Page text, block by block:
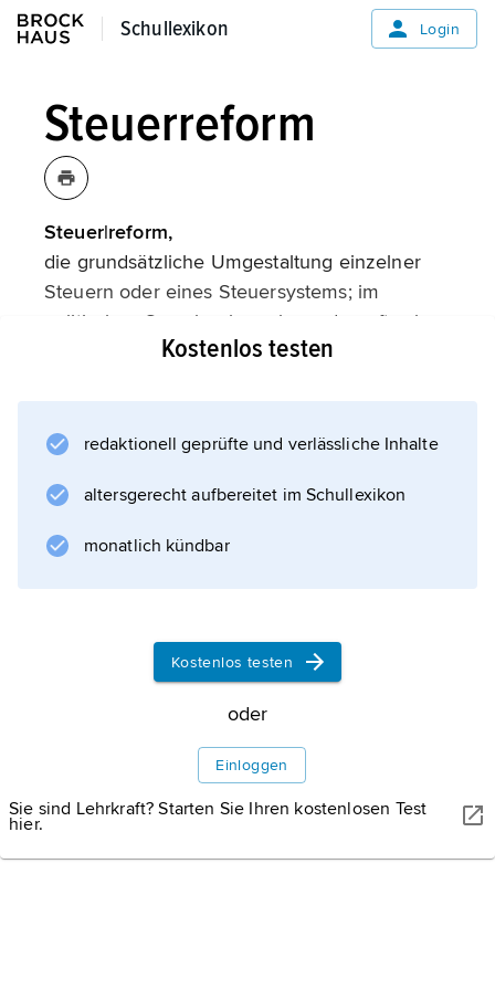
Schullexikon
Schullexikon Login
Steuerreform
Steuer|reform,
die grundsätzliche Umgestaltung einzelner
Steuern oder eines Steuersystems; im
politischen Sprachgebrauch werden oft schon
die bloße Änderung einer Anzahl steuerlicher
Steuerreform bezeichnet.
Informationen zum Artikel
Kostenlos testen
redaktionell geprüfte und verlässliche Inhalte
altersgerecht aufbereitet im Schullexikon
monatlich kündbar
Kostenlos testen
oder
Einloggen
Sie sind Lehrkraft? Starten Sie Ihren kostenlosen Test
hier.